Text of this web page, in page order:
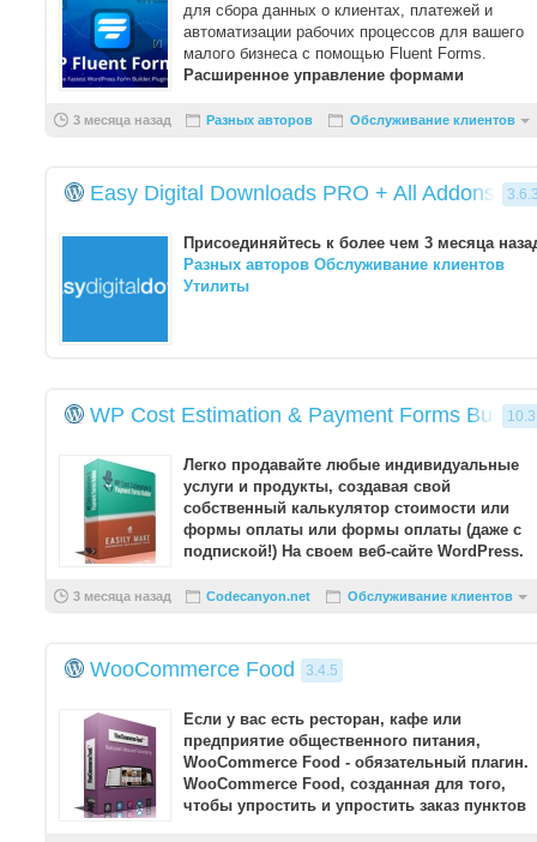
для сбора данных о клиентах, платежей и
автоматизации рабочих процессов для вашего
малого бизнеса с помощью Fluent Forms.
Расширенное управление формами
3 месяца назад Разных авторов Обслуживание клиентов
Easy Digital Downloads PRO + All Addons
Присоединяйтесь к более чем 3 месяца
Разных авторов Обслуживание клиентов
Утилиты
WP Cost Estimation & Payment Forms Builder
Легко продавайте любые индивидуальные
услуги и продукты, создавая свой
собственный калькулятор стоимости или
формы оплаты или формы оплаты (даже с
подпиской!) На своем веб-сайте WordPress.
3 месяца назад Codecanyon.net Обслуживание клиентов
WooCommerce Food 3.4.5
Если у вас есть ресторан, кафе или
предприятие общественного питания,
WooCommerce Food - обязательный плагин.
WooCommerce Food, созданная для того,
чтобы упростить и упростить заказ пунктов